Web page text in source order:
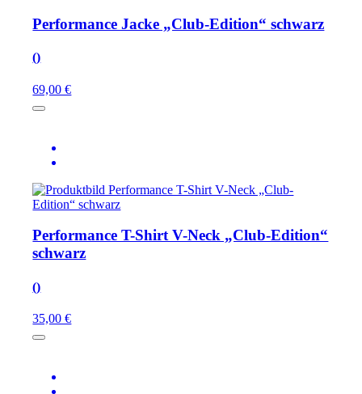
Performance Jacke „Club-Edition“ schwarz
()
69,00 €
Performance T-Shirt V-Neck „Club-Edition“
schwarz
()
35,00 €